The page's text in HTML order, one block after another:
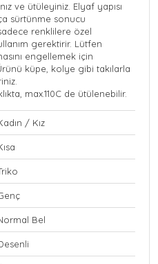
ve ütüleyiniz. Elyaf yapısı
sürtünme sonucu
renklilere özel
gerektirir. Lütfen
engellemek için
küpe, kolye gibi takılarla
max.110C de ütülenebilir.
/ Kız
Bel